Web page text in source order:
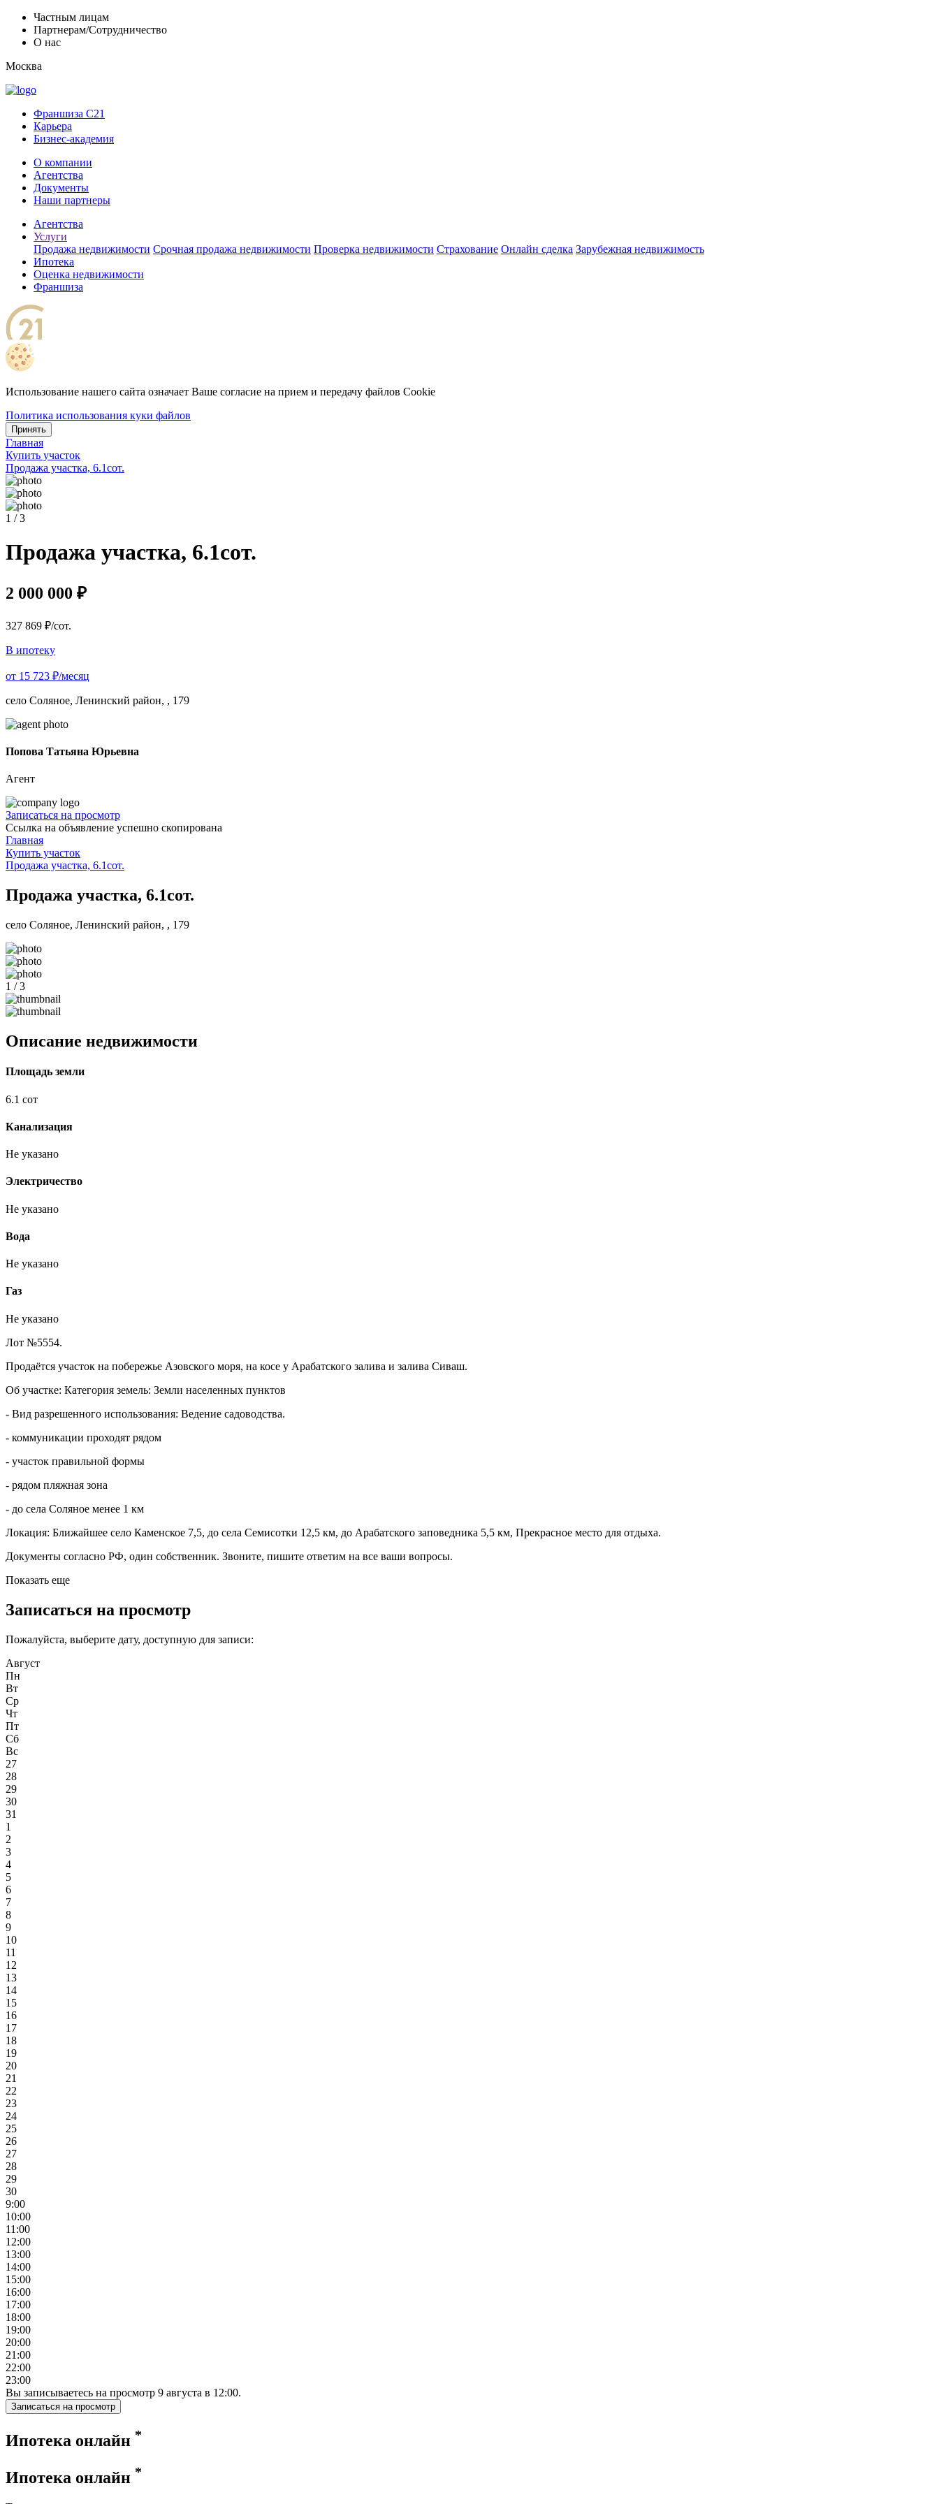
Частным лицам
Партнерам/Сотрудничество
О нас
Москва
Франшиза C21
Карьера
Бизнес-академия
О компании
Агентства
Документы
Наши партнеры
Агентства
Услуги
Продажа недвижимости Срочная продажа недвижимости Проверка недвижимости Страхование Онлайн сделка Зарубежная недвижимость
Ипотека
Оценка недвижимости
Франшиза
Использование нашего сайта означает Ваше согласие на прием и передачу файлов Cookie
Политика использования куки файлов
Принять
Главная
Купить участок
Продажа участка, 6.1сот.
1 / 3
Продажа участка, 6.1сот.
2 000 000 ₽
327 869 ₽/сот.
В ипотеку
от 15 723 ₽/месяц
село Соляное, Ленинский район, , 179
Попова Татьяна Юрьевна
Агент
Записаться на просмотр
Ссылка на объявление успешно скопирована
Главная
Купить участок
Продажа участка, 6.1сот.
Продажа участка, 6.1сот.
село Соляное, Ленинский район, , 179
1 / 3
Описание недвижимости
Площадь земли
6.1 сот
Канализация
Не указано
Электричество
Не указано
Вода
Не указано
Газ
Не указано
Лот №5554.
Продаётся участок на побережье Азовского моря, на косе у Арабатского залива и залива Сиваш.
Об участке: Категория земель: Земли населенных пунктов
- Вид разрешенного использования: Ведение садоводства.
- коммуникации проходят рядом
- участок правильной формы
- рядом пляжная зона
- до села Соляное менее 1 км
Локация: Ближайшее село Каменское 7,5, до села Семисотки 12,5 км, до Арабатского заповедника 5,5 км, Прекрасное место для отдыха.
Документы согласно РФ, один собственник. Звоните, пишите ответим на все ваши вопросы.
Показать еще
Записаться на просмотр
Пожалуйста, выберите дату, доступную для записи:
Август
Пн
Вт
Ср
Чт
Пт
Сб
Вс
27
28
29
30
31
1
2
3
4
5
6
7
8
9
10
11
12
13
14
15
16
17
18
19
20
21
22
23
24
25
26
27
28
29
30
9:00
10:00
11:00
12:00
13:00
14:00
15:00
16:00
17:00
18:00
19:00
20:00
21:00
22:00
23:00
Вы записываетесь на просмотр 9 августа в 12:00.
Записаться на просмотр
Ипотека онлайн *
Ипотека онлайн *